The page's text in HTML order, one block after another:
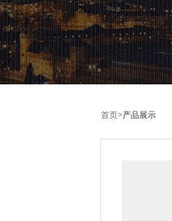
首页>产品展示